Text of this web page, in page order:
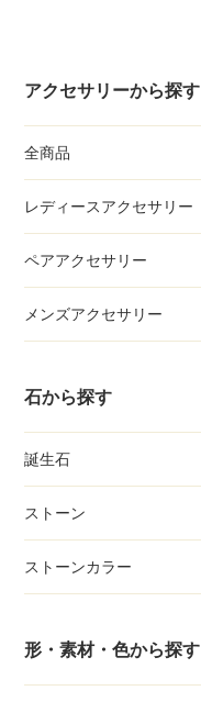
アクセサリーから探す
全商品
レディースアクセサリー
ペアアクセサリー
メンズアクセサリー
石から探す
誕生石
ストーン
ストーンカラー
形・素材・色から探す